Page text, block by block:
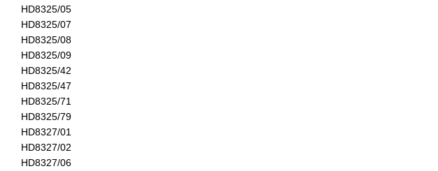
HD8325/05
HD8325/07
HD8325/08
HD8325/09
HD8325/42
HD8325/47
HD8325/71
HD8325/79
HD8327/01
HD8327/02
HD8327/06